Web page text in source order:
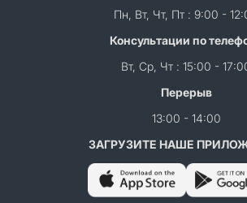
Пн, Вт, Чт, Пт : 9:00 -
Консультации по
Вт, Ср, Чт : 15:00 -
Перерыв
13:00 - 14:00
ЗАГРУЗИТЕ НАШЕ